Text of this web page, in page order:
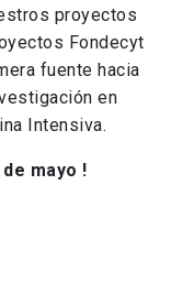
proyectos
Fondecyt
fuente hacia
en
Intensiva.
mayo !